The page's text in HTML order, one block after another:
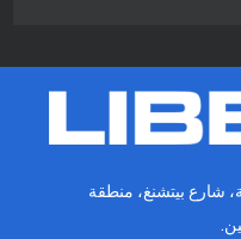
شارع بيتشنغ، منطقة